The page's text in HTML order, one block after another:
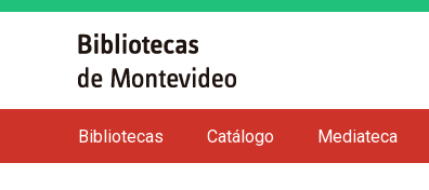
Bibliotecas Catálogo Mediateca